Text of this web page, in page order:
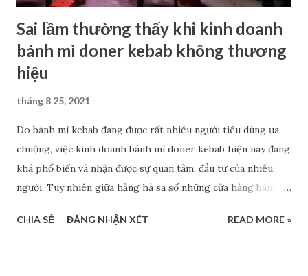
Sai lầm thường thấy khi kinh doanh
bánh mì doner kebab không thương
hiệu
tháng 8 25, 2021
Do bánh mì kebab đang được rất nhiều người tiêu dùng ưa
chuộng, việc kinh doanh bánh mì doner kebab hiện nay đang
khá phổ biến và nhận được sự quan tâm, đầu tư của nhiều
người. Tuy nhiên giữa hằng hà sa số những cửa hàng bánh
doanh thuận lợi. Vậy lý do là gì và cách cải thiện chúng ra
CHIA SẺ ĐĂNG NHẬN XÉT READ MORE »